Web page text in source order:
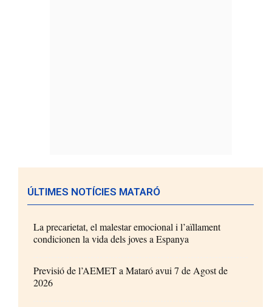
ÚLTIMES NOTÍCIES MATARÓ
La precarietat, el malestar emocional i l’aïllament
condicionen la vida dels joves a Espanya
Previsió de l’AEMET a Mataró avui 7 de Agost de
2026